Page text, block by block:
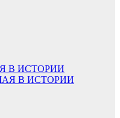
В ИСТОРИИ
В ИСТОРИИ